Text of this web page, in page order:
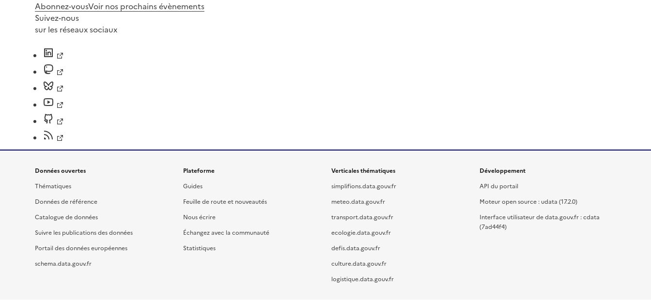
Abonnez-vousVoir nos prochains évènements
Suivez-nous
sur les réseaux sociaux
Données ouvertes
Thématiques
Données de référence
Catalogue de données
Suivre les publications des données
Portail des données européennes
schema.data.gouv.fr
Plateforme
Guides
Feuille de route et nouveautés
Nous écrire
Échangez avec la communauté
Statistiques
Verticales thématiques
simplifions.data.gouv.fr
meteo.data.gouv.fr
transport.data.gouv.fr
ecologie.data.gouv.fr
defis.data.gouv.fr
culture.data.gouv.fr
logistique.data.gouv.fr
Développement
API du portail
Moteur open source : udata (17.2.0)
Interface utilisateur de data.gouv.fr : cdata
(7ad44f4)